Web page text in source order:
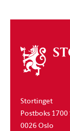
Om
stortinget
Stortinget
Postboks
0026 Oslo